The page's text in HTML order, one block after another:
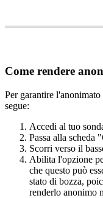
Come rendere
Per garantire l'anonimato
segue:
Accedi al tuo
Passa alla scheda "
Scorri verso il
Abilita l'opzione
che questo può
stato di bozza,
renderlo anonimo